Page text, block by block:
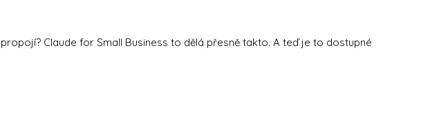
Claude for Small Business to dělá přesně takto. A teď je to dostupné